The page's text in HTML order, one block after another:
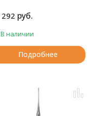
292 руб.
В наличии
Подробнее